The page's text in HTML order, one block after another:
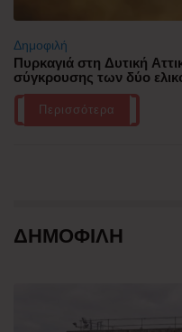
Δημοφιλή
Πυρκαγιά στη Δυτική
σύγκρουσης των δύο
Περισσότερα
ΔΗΜΟΦΙΛΗ